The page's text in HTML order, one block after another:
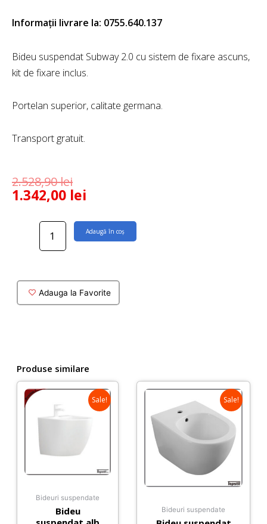
Informații livrare la: 0755.640.137
Bideu suspendat Subway 2.0 cu sistem de fixare ascuns,
kit de fixare inclus.
Portelan superior, calitate germana.
Transport gratuit.
2.528,90lei
1.342,00 lei
Cantitate
suspendat
Adaugă în coș
Adauga la Favorite
Produse similare
Sale!
Bideuri suspendate
Bideu
Sale!
Bideuri suspendate